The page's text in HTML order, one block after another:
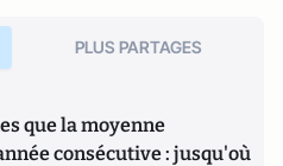
PLUS PARTAGES
que la moyenne
consécutive : jusqu'où